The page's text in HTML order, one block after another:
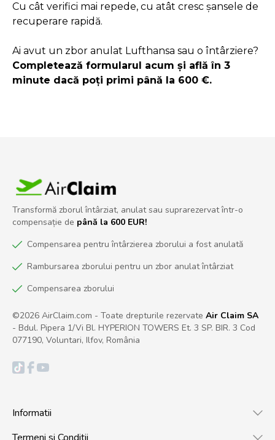
Cu cât verifici mai repede, cu atât cresc șansele de
recuperare rapidă.
Ai avut un zbor anulat Lufthansa sau o întârziere?
Completează formularul acum și află în 3
minute dacă poți primi până la 600 €.
Transformă zborul întârziat, anulat sau suprarezervat într-o
compensație de până la 600 EUR!
Compensarea pentru întârzierea zborului a fost anulată
Rambursarea zborului pentru un zbor anulat întârziat
Compensarea zborului
©2026 AirClaim.com - Toate drepturile rezervate Air Claim SA
- Bdul. Pipera 1/Vi Bl. HYPERION TOWERS Et. 3 SP. BIR. 3 Cod
077190, Voluntari, Ilfov, România
Informatii